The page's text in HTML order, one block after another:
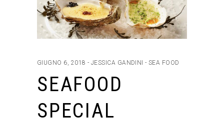
GIUGNO 6, 2018 JESSICA GANDINI SEA FOOD
SEAFOOD
SPECIAL